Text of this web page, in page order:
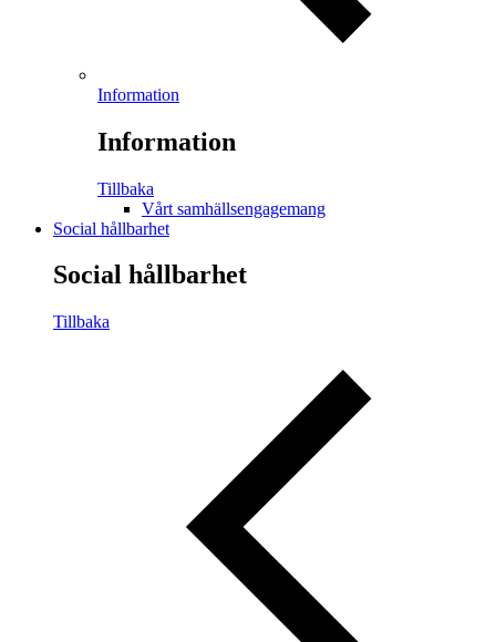
Information
Information
Tillbaka
Vårt samhällsengagemang
Social hållbarhet
Social hållbarhet
Tillbaka